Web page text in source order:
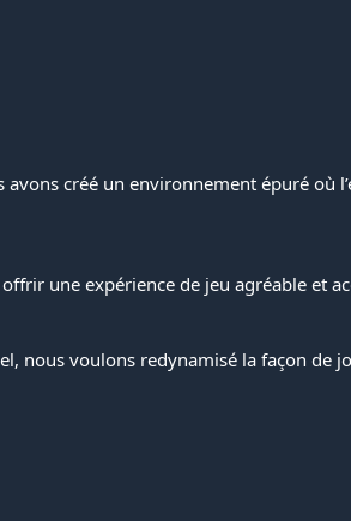
créé un environnement épuré où
une expérience de jeu agréable et
nous voulons redynamisé la façon de